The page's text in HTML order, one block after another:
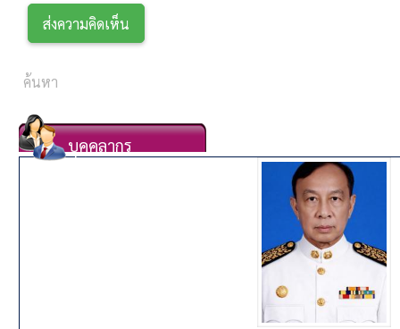
บุคคลากร